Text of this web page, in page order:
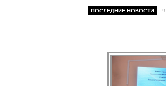
ПОСЛЕДНИЕ НОВОСТИ 9